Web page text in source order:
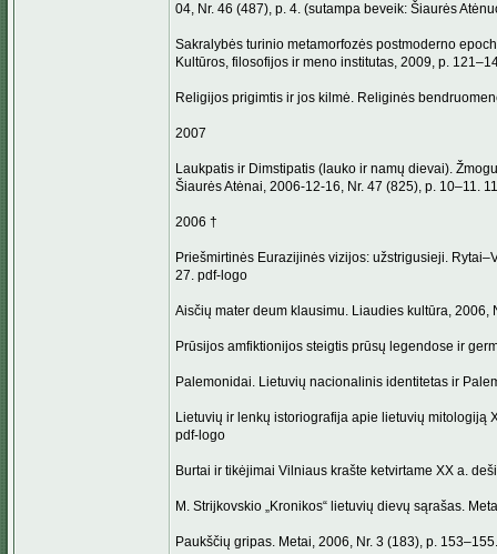
04, Nr. 46 (487), p. 4. (sutampa beveik: Šiaurės
Sakralybės turinio metamorfozės postmoderno
Kultūros, filosofijos ir meno institutas, 2009, p.
Religijos prigimtis ir jos kilmė. Religinės
2007
Laukpatis ir Dimstipatis (lauko ir namų dievai).
Šiaurės Atėnai, 2006-12-16, Nr. 47 (825), p. 10–11.
2006 †
Priešmirtinės Eurazijinės vizijos: užstrigusieji.
27. pdf-logo
Aisčių mater deum klausimu. Liaudies kultūra, 2006,
Prūsijos amfiktionijos steigtis prūsų legendose ir
Palemonidai. Lietuvių nacionalinis identitetas ir
Lietuvių ir lenkų istoriografija apie lietuvių mitologiją
pdf-logo
Burtai ir tikėjimai Vilniaus krašte ketvirtame XX a.
M. Strijkovskio „Kronikos“ lietuvių dievų sąrašas.
Paukščių gripas. Metai, 2006, Nr. 3 (183), p.